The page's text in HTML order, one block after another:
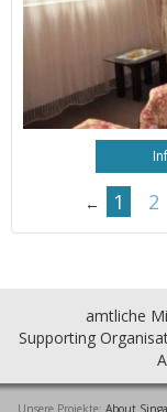
← 1 2
amtliche
Supporting
Unsere Projekte: About